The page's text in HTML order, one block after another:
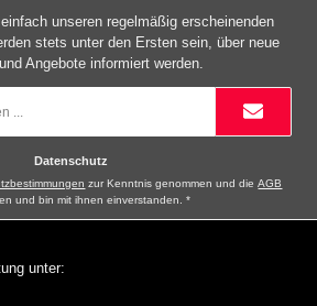
unseren regelmäßig erscheinenden
stets unter den Ersten sein, über neue
Angebote informiert werden.
Datenschutz
zur Kenntnis genommen und dieAGB
und bin mit ihnen einverstanden.*
unter: